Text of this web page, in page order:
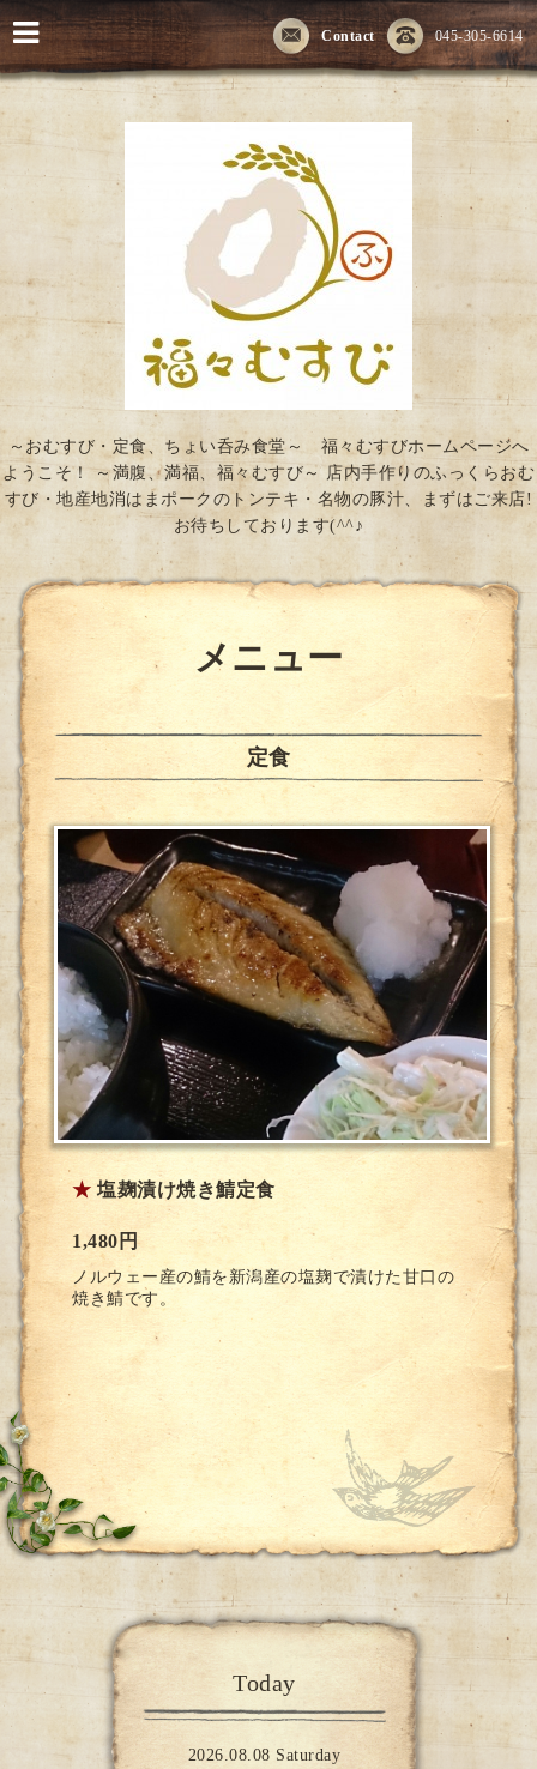
045-305-6614
Contact
～おむすび・定食、ちょい呑み食堂～ 福々むすびホームページへ
ようこそ！ ～満腹、満福、福々むすび～ 店内手作りのふっくらおむ
すび・地産地消はまポークのトンテキ・名物の豚汁、まずはご来店!
お待ちしております(^^♪
メニュー
定食
★ 塩麹漬け焼き鯖定食
1,480円
ノルウェー産の鯖を新潟産の塩麹で漬けた甘口の
焼き鯖です。
Today
2026.08.08 Saturday